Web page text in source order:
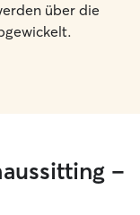
über die
–